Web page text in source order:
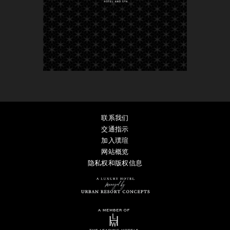
联系我们
交通指示
加入璞瑄
网站概览
隐私权和版权信息